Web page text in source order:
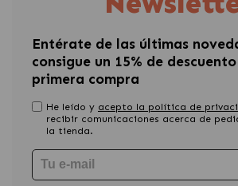
Entérate de las últimas
consigue un 15% de
primera compra
He leído y acepto la política de
recibir comunicaciones acerca de
la tienda.